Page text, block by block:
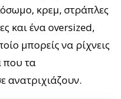
κρεμ, στράπλες
και ένα oversized,
μπορείς να ρίχνεις
που τα
ανατριχιάζουν.